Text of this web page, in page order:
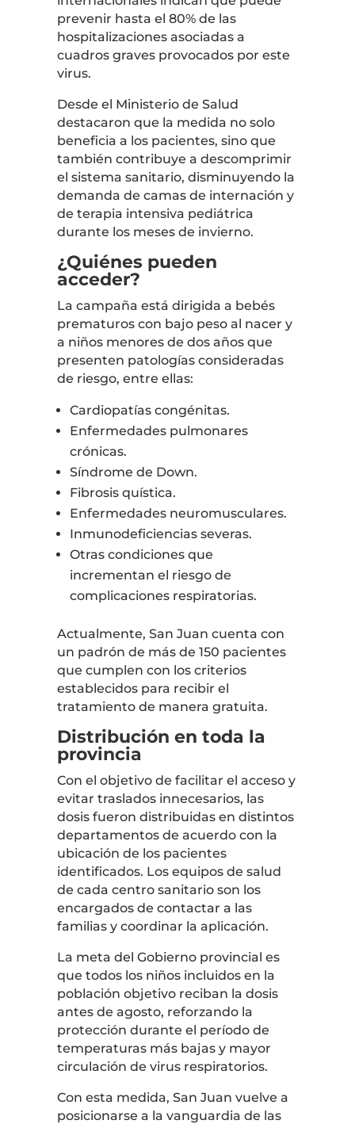
prevenir hasta el 80% de las
hospitalizaciones asociadas a
cuadros graves provocados por este
virus.
Desde el Ministerio de Salud
destacaron que la medida no solo
beneficia a los pacientes, sino que
también contribuye a descomprimir
el sistema sanitario, disminuyendo la
demanda de camas de internación y
de terapia intensiva pediátrica
durante los meses de invierno.
¿Quiénes pueden
acceder?
La campaña está dirigida a bebés
prematuros con bajo peso al nacer y
a niños menores de dos años que
presenten patologías consideradas
de riesgo, entre ellas:
Cardiopatías congénitas.
Enfermedades pulmonares
crónicas.
Síndrome de Down.
Fibrosis quística.
Enfermedades neuromusculares.
Inmunodeficiencias severas.
Otras condiciones que
incrementan el riesgo de
complicaciones respiratorias.
Actualmente, San Juan cuenta con
un padrón de más de 150 pacientes
que cumplen con los criterios
establecidos para recibir el
tratamiento de manera gratuita.
Distribución en toda la
provincia
Con el objetivo de facilitar el acceso y
evitar traslados innecesarios, las
dosis fueron distribuidas en distintos
departamentos de acuerdo con la
ubicación de los pacientes
identificados. Los equipos de salud
de cada centro sanitario son los
encargados de contactar a las
familias y coordinar la aplicación.
La meta del Gobierno provincial es
que todos los niños incluidos en la
población objetivo reciban la dosis
antes de agosto, reforzando la
protección durante el período de
temperaturas más bajas y mayor
circulación de virus respiratorios.
Con esta medida, San Juan vuelve a
posicionarse a la vanguardia de las